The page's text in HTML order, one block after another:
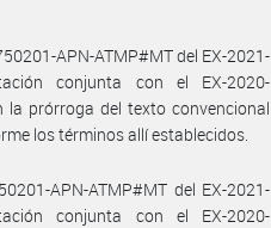
APN-ATMP#MT del EX-2021-
conjunta con el EX-2020-
la prórroga del texto convencional
los términos allí establecidos.
APN-ATMP#MT del EX-2021-
conjunta con el EX-2020-